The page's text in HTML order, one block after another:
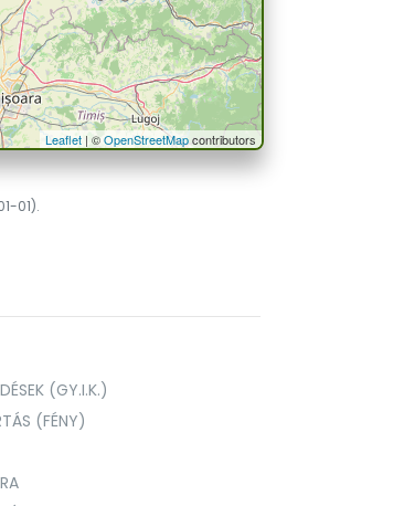
Leaflet | ©OpenStreetMapcontributors
01).
(GY.I.K.)
(FÉNY)